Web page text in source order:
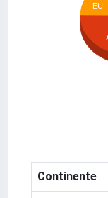
EU
Continente